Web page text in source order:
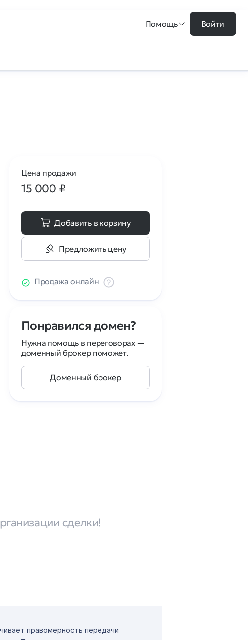
Помощь Войти
Цена продажи
15 000 ₽
Добавить в корзину
Предложить цену
Продажа онлайн
Понравился домен?
Нужна помощь в переговорах —
доменный брокер поможет.
Доменный брокер
сделки!
правомерность передачи